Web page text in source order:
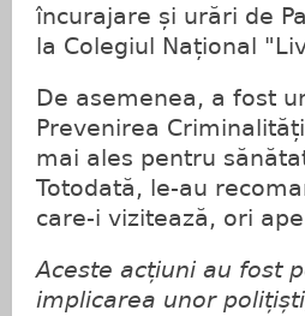
încurajare și urări de
la Colegiul Național
De asemenea, a fost
Prevenirea
mai ales pentru
Totodată, le-au
care-i vizitează, ori
Aceste acțiuni au fost
implicarea unor